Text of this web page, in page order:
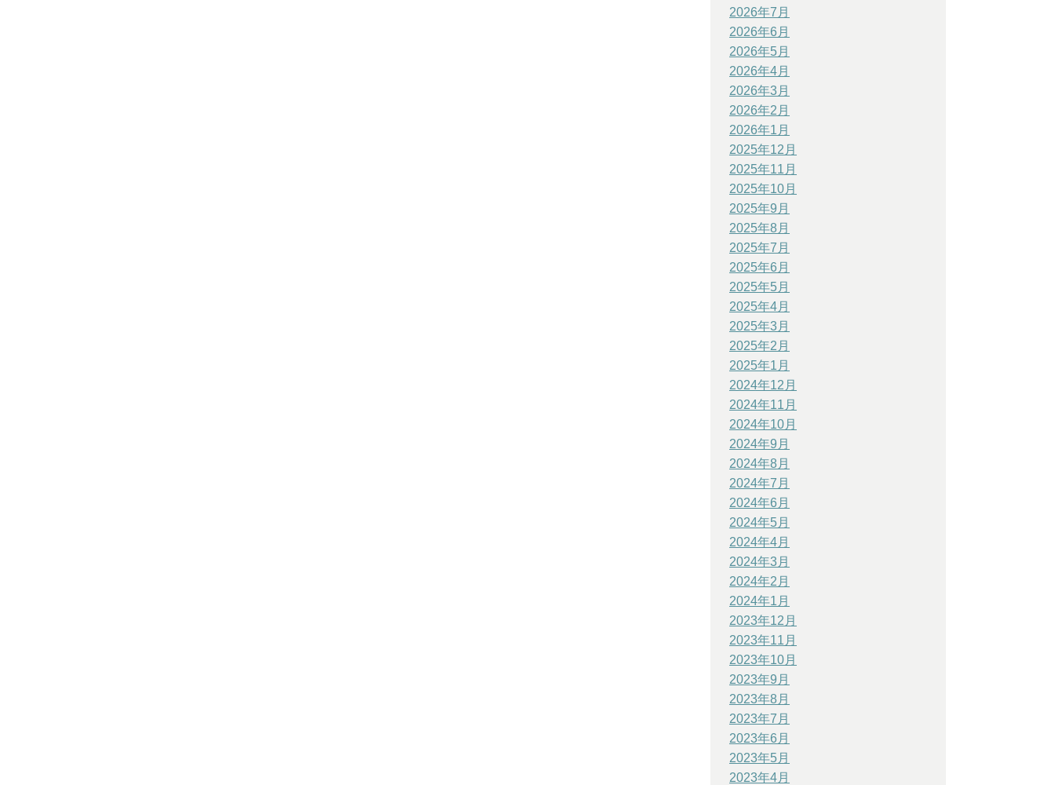
2026年7月
2026年6月
2026年5月
2026年4月
2026年3月
2026年2月
2026年1月
2025年12月
2025年11月
2025年10月
2025年9月
2025年8月
2025年7月
2025年6月
2025年5月
2025年4月
2025年3月
2025年2月
2025年1月
2024年12月
2024年11月
2024年10月
2024年9月
2024年8月
2024年7月
2024年6月
2024年5月
2024年4月
2024年3月
2024年2月
2024年1月
2023年12月
2023年11月
2023年10月
2023年9月
2023年8月
2023年7月
2023年6月
2023年5月
2023年4月